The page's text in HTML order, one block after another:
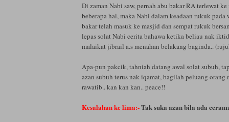
Di zaman Nabi saw, pernah abu bakar RA terlewat
beberapa hal, maka Nabi dalam keadaan rukuk
bakar telah masuk ke masjid dan sempat rukuk
lepas solat Nabi cerita bahawa ketika beliau nak
malaikat jibrail a.s menahan belakang baginda..
Apa-pun pakcik, tahniah datang awal solat subuh,
azan subuh terus nak iqamat, bagilah peluang orang
rawatib.. kan kan kan.. peace!!
Kesalahan ke lima:-Tak suka azan bila ada